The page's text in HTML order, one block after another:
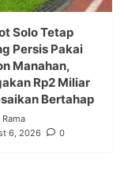
Solo Tetap
Persis Pakai
Manahan,
Rp2 Miliar
Bertahap
Rama
6, 2026
0